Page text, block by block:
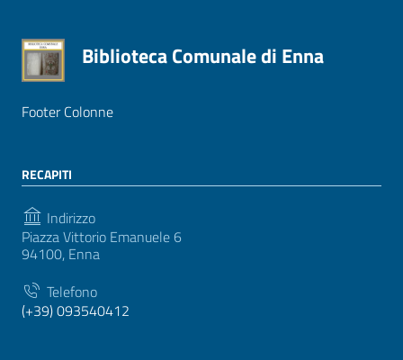
Biblioteca Comunale di Enna
Footer Colonne
RECAPITI
Indirizzo
Piazza Vittorio Emanuele 6
94100, Enna
Telefono
(+39) 093540412